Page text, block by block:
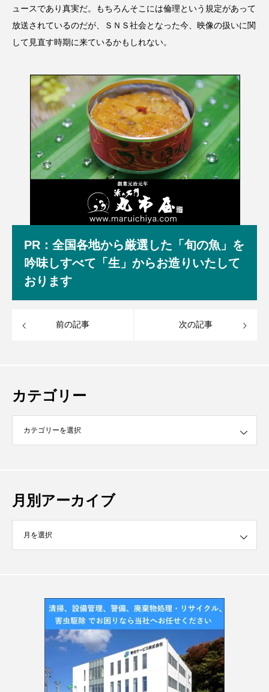
ュースであり真実だ。もちろんそこには倫理という規定があって
放送されているのだが、ＳＮＳ社会となった今、映像の扱いに関
して見直す時期に来ているかもしれない。
PR：全国各地から厳選した「旬の魚」を
吟味しすべて「生」からお造りいたして
おります
前の記事 次の記事
カテゴリー
月別アーカイブ